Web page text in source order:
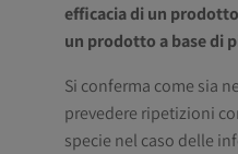
efficacia di un
un prodotto a base di
Si conferma come sia
prevedere ripetizioni
specie nel caso delle